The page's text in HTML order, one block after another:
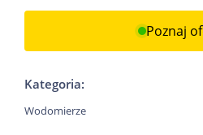
Poznaj
Kategoria:
Wodomierze